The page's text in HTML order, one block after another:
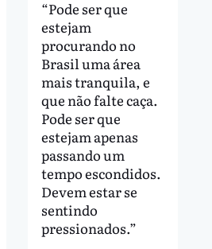
“Pode ser que
estejam
procurando no
Brasil uma área
mais tranquila, e
que não falte caça.
Pode ser que
estejam apenas
passando um
tempo escondidos.
Devem estar se
sentindo
pressionados.”